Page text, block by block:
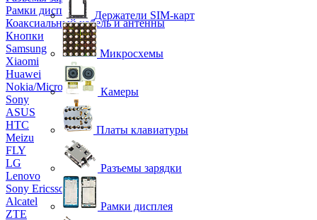
Рамки дисплея
Коаксиальный кабель и антенны
Кнопки
Samsung
Xiaomi
Huawei
Nokia/Microsoft
Sony
ASUS
HTC
Meizu
FLY
LG
Lenovo
Sony Ericsson
Alcatel
ZTE
Держатели SIM-карт
Микросхемы
Камеры
Платы клавиатуры
Разъемы зарядки
Рамки дисплея